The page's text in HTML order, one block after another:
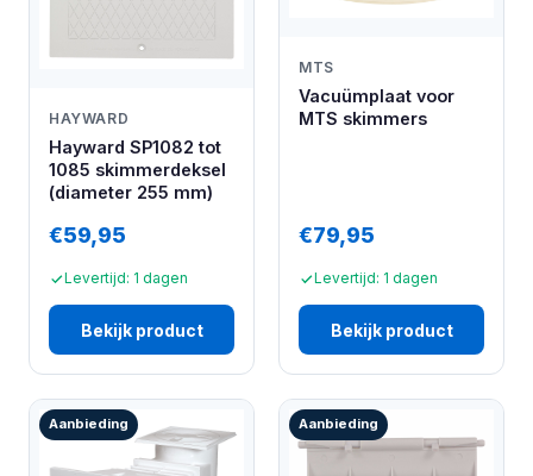
HAYWARD
Hayward SP1082 tot
1085 skimmerdeksel
(diameter 255 mm)
€59,95
Levertijd: 1 dagen
Bekijk product
MTS
Vacuümplaat voor
MTS skimmers
€79,95
Levertijd: 1 dagen
Bekijk product
Aanbieding Aanbieding